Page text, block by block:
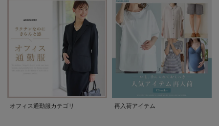
オフィス通勤服カテゴリ 再入荷アイテム